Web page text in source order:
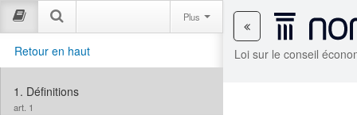
Loi sur le conseil
Plus
Retour en haut
1. Définitions
art. 1